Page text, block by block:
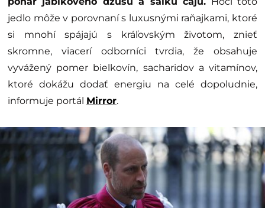
jedlo môže v porovnaní s luxusnými raňajkami, ktoré
si mnohí spájajú s kráľovským životom, znieť
skromne, viacerí odborníci tvrdia, že obsahuje
vyvážený pomer bielkovín, sacharidov a vitamínov,
ktoré dokážu dodať energiu na celé dopoludnie,
informuje portál Mirror.